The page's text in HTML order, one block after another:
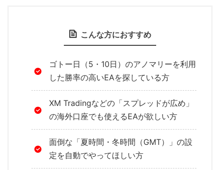
こんな方におすすめ
ゴトー日（5・10日）のアノマリーを利用
した勝率の高いEAを探している方
XM Tradingなどの「スプレッドが広め」
の海外口座でも使えるEAが欲しい方
面倒な「夏時間・冬時間（GMT）」の設
定を自動でやってほしい方